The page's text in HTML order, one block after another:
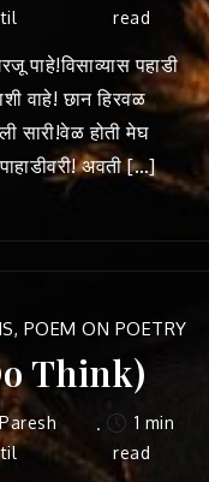
read
पाहे!विसाव्यास पहाडी
वाहे! छान हिरवळ
सारी!वेळ होती मेघ
अवती […]
, POEM ON POETRY
Think)
Paresh
1 min
read